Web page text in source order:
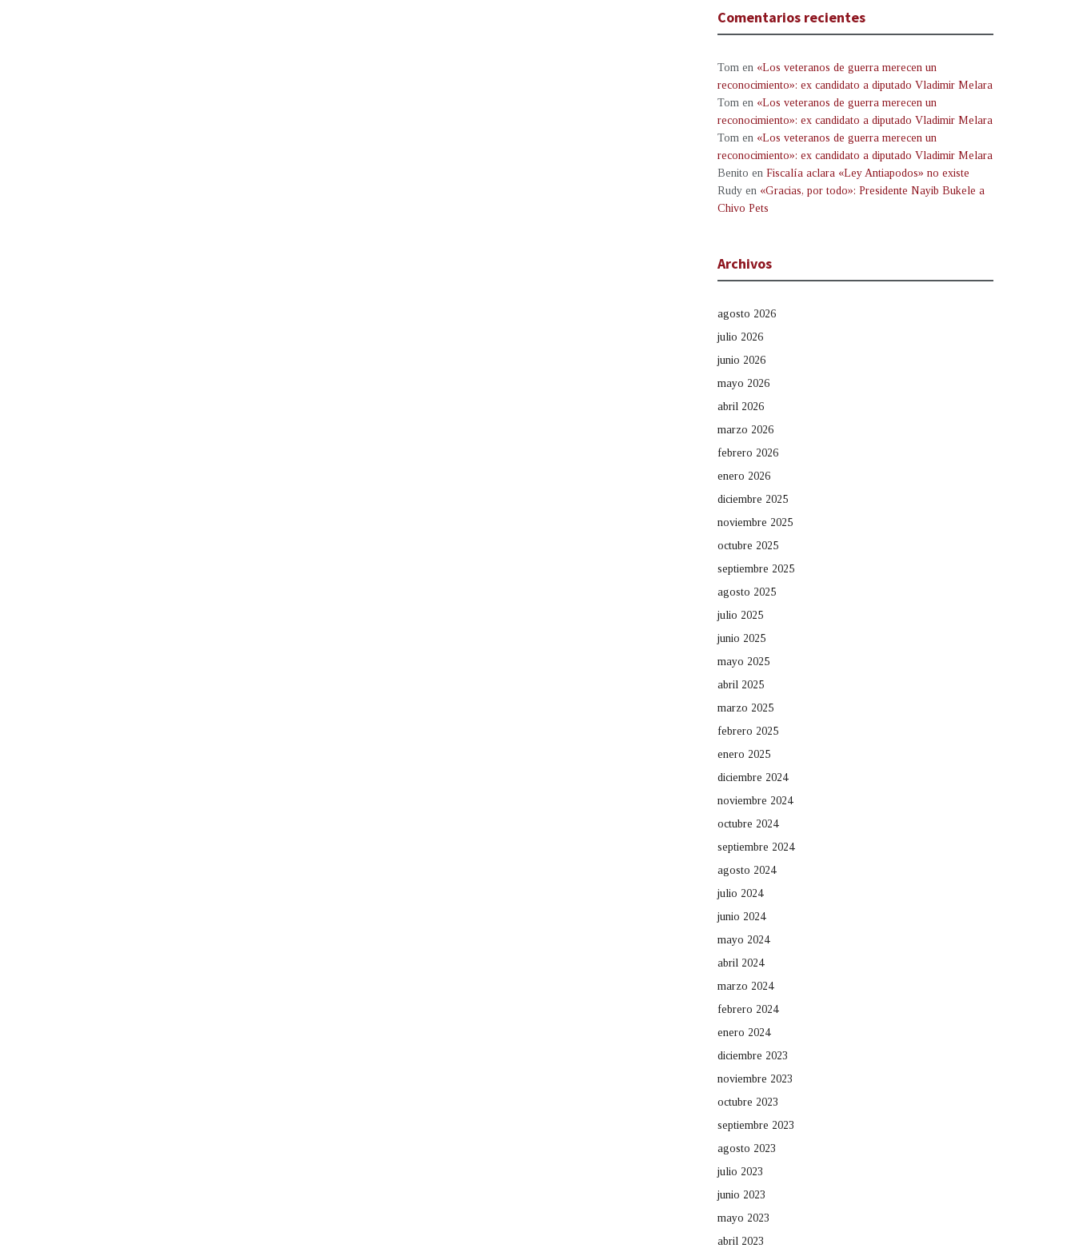
Comentarios recientes
Tom en «Los veteranos de guerra merecen un
reconocimiento»: ex candidato a diputado Vladimir Melara
Tom en «Los veteranos de guerra merecen un
reconocimiento»: ex candidato a diputado Vladimir Melara
Tom en «Los veteranos de guerra merecen un
reconocimiento»: ex candidato a diputado Vladimir Melara
Benito en Fiscalía aclara «Ley Antiapodos» no existe
Rudy en «Gracias, por todo»: Presidente Nayib Bukele a
Chivo Pets
Archivos
agosto 2026
julio 2026
junio 2026
mayo 2026
abril 2026
marzo 2026
febrero 2026
enero 2026
diciembre 2025
noviembre 2025
octubre 2025
septiembre 2025
agosto 2025
julio 2025
junio 2025
mayo 2025
abril 2025
marzo 2025
febrero 2025
enero 2025
diciembre 2024
noviembre 2024
octubre 2024
septiembre 2024
agosto 2024
julio 2024
junio 2024
mayo 2024
abril 2024
marzo 2024
febrero 2024
enero 2024
diciembre 2023
noviembre 2023
octubre 2023
septiembre 2023
agosto 2023
julio 2023
junio 2023
mayo 2023
abril 2023